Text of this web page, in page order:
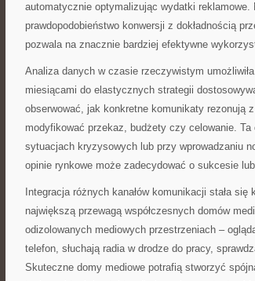
automatycznie optymalizując wydatki
prawdopodobieństwo konwersji z dokładnością
pozwala na znacznie bardziej efektywne
Analiza danych w czasie rzeczywistym
miesiącami do elastycznych strategii
obserwować, jak konkretne komunikaty rezonują
modyfikować przekaz, budżety czy celowanie.
sytuacjach kryzysowych lub przy wprowadzaniu
opinie rynkowe może zadecydować o sukcesie
Integracja różnych kanałów komunikacji stała
największą przewagą współczesnych domów
odizolowanych mediowych przestrzeniach –
telefon, słuchają radia w drodze do pracy,
Skuteczne domy mediowe potrafią stworzyć